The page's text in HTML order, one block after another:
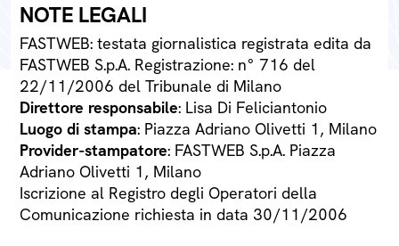
NOTE LEGALI
FASTWEB: testata giornalistica registrata edita da
FASTWEB S.p.A. Registrazione: n° 716 del
22/11/2006 del Tribunale di Milano
Direttore responsabile: Lisa Di Feliciantonio
Luogo di stampa: Piazza Adriano Olivetti 1, Milano
Provider-stampatore: FASTWEB S.p.A. Piazza
Adriano Olivetti 1, Milano
Iscrizione al Registro degli Operatori della
Comunicazione richiesta in data 30/11/2006